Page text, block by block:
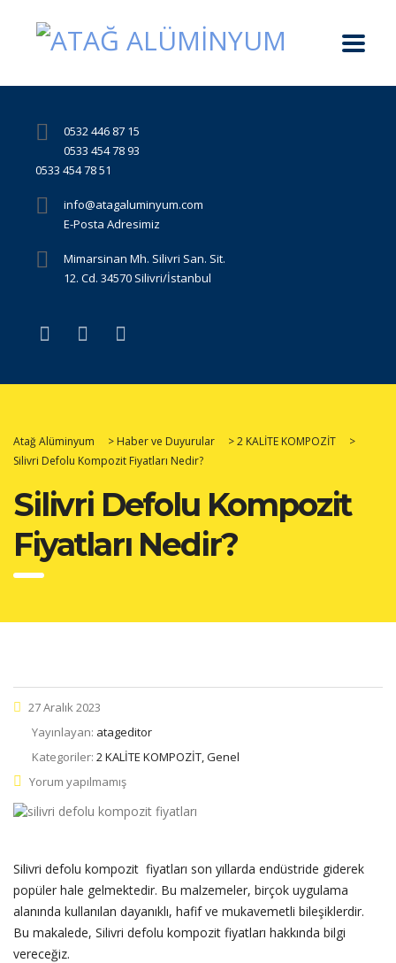
0532 446 87 15
0533 454 78 93
0533 454 78 51
info@atagaluminyum.com
E-Posta Adresimiz
Mimarsinan Mh. Silivri San. Sit.
12. Cd. 34570 Silivri/İstanbul
Atağ Alüminyum > Haber ve Duyurular >2 KALİTE KOMPOZİT
>
Silivri Defolu Kompozit Fiyatları Nedir?
Silivri Defolu Kompozit
Fiyatları Nedir?
27 Aralık 2023
Yayınlayan: atageditor
Kategoriler: 2 KALİTE KOMPOZİT, Genel
Yorum yapılmamış
Silivri defolu kompozit fiyatları son yıllarda endüstride giderek
popüler hale gelmektedir. Bu malzemeler, birçok uygulama
alanında kullanılan dayanıklı, hafif ve mukavemetli bileşiklerdir.
Bu makalede, Silivri defolu kompozit fiyatları hakkında bilgi
vereceğiz.